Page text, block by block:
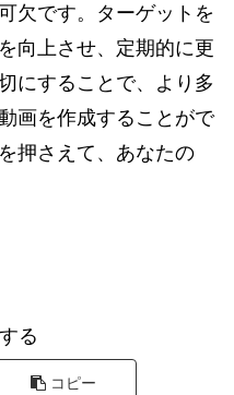
欠です。ターゲットを
向上させ、定期的に更
にすることで、より多
画を作成することがで
押さえて、あなたの
る
コピー